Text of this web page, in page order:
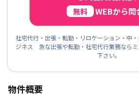
無料 WEBから問
社宅代行・出張・転勤・リロケーション・中
ジネス 急な出張や転勤・社宅代行業務なら
下さい。
物件概要